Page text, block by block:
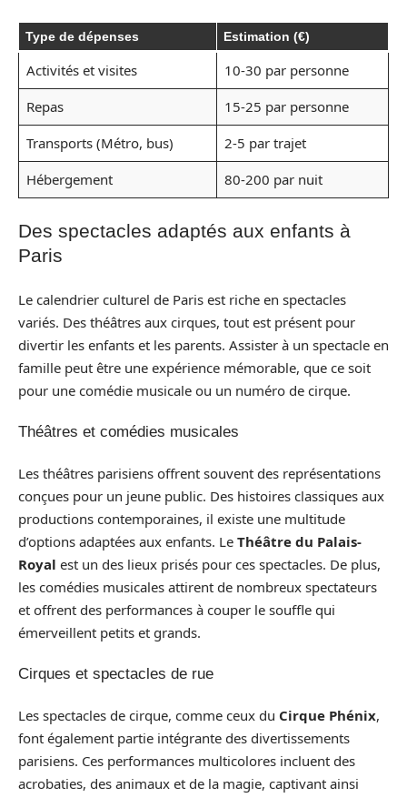
Type de dépenses Estimation (€)
Activités et visites
10-30 par personne
Repas
15-25 par personne
Transports (Métro, bus)
2-5 par trajet
Hébergement
80-200 par nuit
Des spectacles adaptés aux enfants à
Paris
Le calendrier culturel de Paris est riche en spectacles
variés. Des théâtres aux cirques, tout est présent pour
divertir les enfants et les parents. Assister à un spectacle en
famille peut être une expérience mémorable, que ce soit
pour une comédie musicale ou un numéro de cirque.
Théâtres et comédies musicales
Les théâtres parisiens offrent souvent des représentations
conçues pour un jeune public. Des histoires classiques aux
productions contemporaines, il existe une multitude
d’options adaptées aux enfants. Le Théâtre du Palais-
Royal est un des lieux prisés pour ces spectacles. De plus,
les comédies musicales attirent de nombreux spectateurs
et offrent des performances à couper le souffle qui
émerveillent petits et grands.
Cirques et spectacles de rue
Les spectacles de cirque, comme ceux du Cirque Phénix,
font également partie intégrante des divertissements
parisiens. Ces performances multicolores incluent des
acrobaties, des animaux et de la magie, captivant ainsi